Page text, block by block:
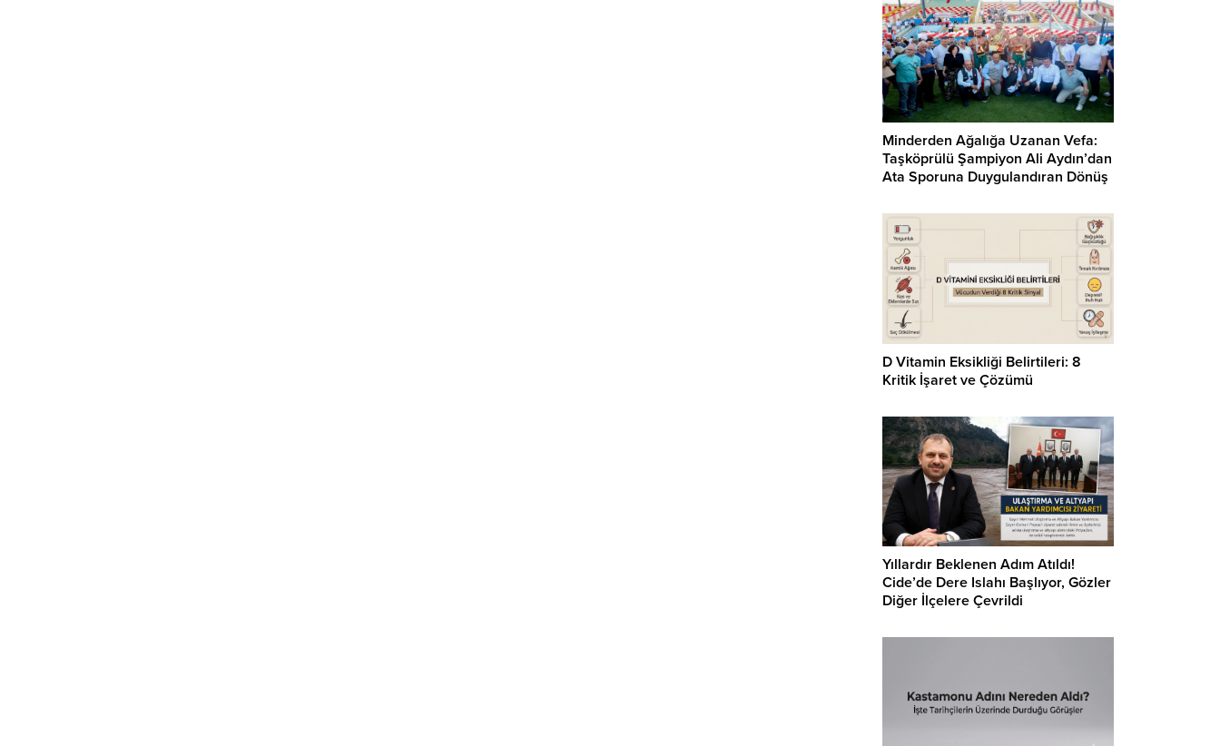
Minderden Ağalığa Uzanan Vefa:
Taşköprülü Şampiyon Ali Aydın’dan
Ata Sporuna Duygulandıran Dönüş
D Vitamin Eksikliği Belirtileri: 8
Kritik İşaret ve Çözümü
Yıllardır Beklenen Adım Atıldı!
Cide’de Dere Islahı Başlıyor, Gözler
Diğer İlçelere Çevrildi